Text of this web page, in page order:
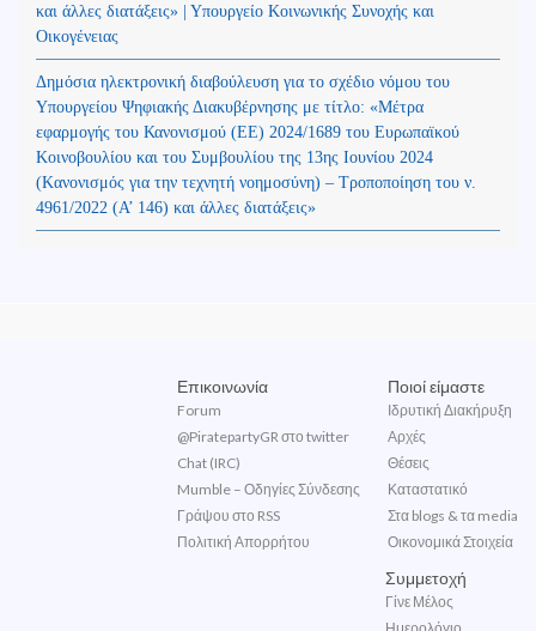
και άλλες διατάξεις» | Υπουργείο Κοινωνικής Συνοχής και
Οικογένειας
Δημόσια ηλεκτρονική διαβούλευση για το σχέδιο νόμου του
Υπουργείου Ψηφιακής Διακυβέρνησης με τίτλο: «Μέτρα
εφαρμογής του Κανονισμού (ΕΕ) 2024/1689 του Ευρωπαϊκού
Κοινοβουλίου και του Συμβουλίου της 13ης Ιουνίου 2024
(Kανονισμός για την τεχνητή νοημοσύνη) – Τροποποίηση του ν.
4961/2022 (Α’ 146) και άλλες διατάξεις»
Επικοινωνία
Forum
@PiratepartyGR στο twitter
Chat (IRC)
Mumble – Οδηγίες Σύνδεσης
Γράψου στο RSS
Πολιτική Απορρήτου
Ποιοί είμαστε
Ιδρυτική Διακήρυξη
Αρχές
Θέσεις
Καταστατικό
Στα blogs & τα media
Οικονομικά Στοιχεία
Συμμετοχή
Γίνε Μέλος